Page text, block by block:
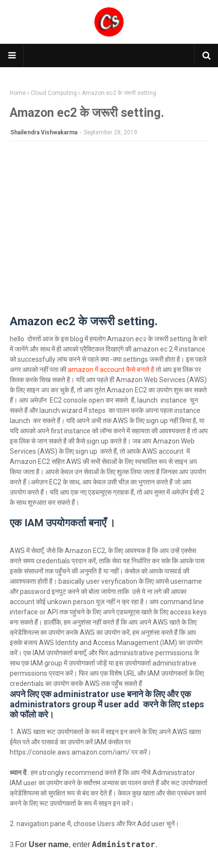
Home Cloud Computing Amazon ec2 के जरूरी setting.
Amazon ec2 के जरूरी setting.
Shailendra Vishwakarma - September 28, 2019
Amazon ec2 के जरूरी setting.
hello दोस्तों आज के इस blog में हमलोग Amazon ec२ के जरूरी setting के बारे
में जानेंगे और साथ में ही आपको प्रैक्टिकल दिखाएंगे की amazon ec 2 में instance
को successfully लांच करने से पहले क्या -क्या settings जरूरी होता है। इस पहले
अगर आपको नहीं पता कीamazon में account कैसे बनाते हैतो आप इस लिंक पर
क्लिक करके सिख सकते है। यदि आप पहले ही Amazon Web Services (AWS)
के लिए साइन अप कर चुके हैं, तो आप तुरंत Amazon EC2 का उपयोग शुरू कर सकते
हैं। आप अमेज़ॅन EC2 console open कर सकते हैं, launch instance चुन
सकते हैं और launch wizard में steps का पालन करके अपना पहला instance
launch कर सकते हैं। यदि आपने अभी तक AWS के लिए sign up नहीं किया है, या
यदि आपको अपने first instance को लॉन्च करने में सहायता की आवश्यकता है तो आप
इस लिंक से जान सकते है की कैसे sign up करते है। जब आप Amazon Web
Services (AWS) के लिए sign up करते हैं, तो आपके AWS account में
Amazon EC2 सहित AWS की सभी सेवाओं के लिए स्वचालित रूप से साइन अप
किया जाता है। आपसे केवल उन सेवाओं के लिए शुल्क लिया जाता है जिनका आप उपयोग
करते हैं।अमेज़न EC2 के साथ, आप केवल उसी चीज़ का भुगतान करते हैं जो आप
उपयोग करते हैं। यदि आप एक नए एडब्ल्यूएस ग्राहक हैं, तो आप मुफ्त में अमेज़ॅन ईसी 2
के साथ शुरुआत कर सकते हैं।
एक IAM उपयोगकर्ता बनाएँ ।
AWS में सेवाएँ, जैसे कि Amazon EC2, के लिए आवश्यक है कि आप उन्हें एक्सेस
करते समय credentials प्रदान करें, ताकि सेवा यह निर्धारित कर सके कि आपके पास
इसके संसाधनों तक पहुँचने की अनुमति है या नहीं। कंसोल को आपके पासवर्ड की
आवश्यकता होती है। basically user veryfication के लिए आपसे username
और password इनपुट करने को बोला जायेगा ताकि उसे ये ना लगे की आपका
account कोई unkown person यूज़ नहीं न क्र रहा है। आप command line
interface or API तक पहुंचने के लिए अपने एडब्ल्यूएस खाते के लिए access keys
बना सकते हैं। हालाँकि, हम अनुशंसा नहीं करते हैं कि आप अपने AWS खाते के लिए
क्रेडेंशियल्स का उपयोग करके AWS का उपयोग करें; हम अनुशंसा करते हैं कि आप
इसके बजाय AWS Identity and Access Management (IAM) का उपयोग
करें। एक IAM उपयोगकर्ता बनाएँ, और फिर administrative permissions के
साथ एक IAM group में उपयोगकर्ता जोड़ें या इस उपयोगकर्ता administrative
permissions प्रदान करें। फिर आप एक विशेष URL और IAM उपयोगकर्ता के लिए
credentials का उपयोग करके AWS तक पहुँच सकते हैं
अपने लिए एक administrator use बनाने के लिए और एक
administrators group में user add करने के लिए steps
को फॉलो करे।
1. AWS खाता रूट उपयोगकर्ता के रूप में साइन इन करने के लिए अपने AWS खाता
ईमेल पते और पासवर्ड का उपयोग करें IAM कंसोल पर
https://console.aws.amazon.com/iam/ पर करें।
ध्यान दें: हम strongly recommend करते हैं कि आप नीचे Administrator
IAM user का उपयोग करने के सर्वोत्तम अभ्यास का पालन करते हैं और रूट उपयोगकर्ता
क्रेडेंशियल्स को सुरक्षित रूप से बंद कर देते हैं। केवल कुछ खाता और सेवा प्रबंधन कार्य
करने के लिए रूट उपयोगकर्ता के रूप में साइन इन करें।
2. navigation pane में, choose Users और फिर Add user चुनें।
3. For User name, enter Administrator.